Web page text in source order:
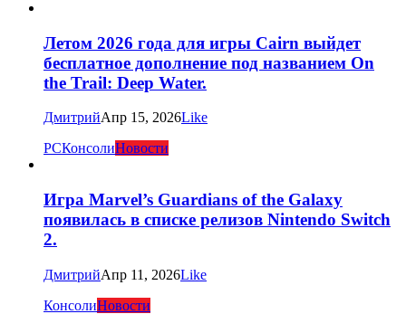
Летом 2026 года для игры Cairn выйдет
бесплатное дополнение под названием On
the Trail: Deep Water.
ДмитрийАпр 15, 2026Like
PCКонсолиНовости
Игра Marvel’s Guardians of the Galaxy
появилась в списке релизов Nintendo Switch
2.
ДмитрийАпр 11, 2026Like
КонсолиНовости